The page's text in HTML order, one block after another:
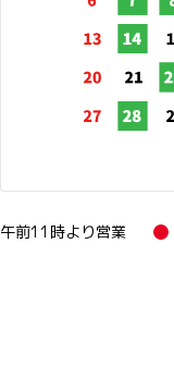
午前11時より営業